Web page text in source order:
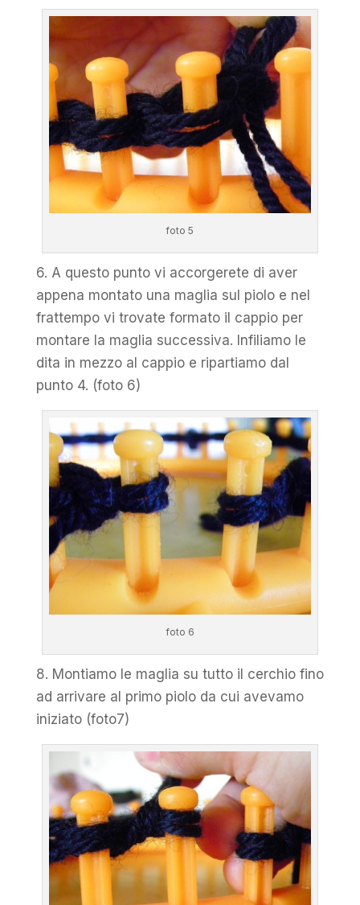
foto 5
6. A questo punto vi accorgerete di aver
appena montato una maglia sul piolo e nel
frattempo vi trovate formato il cappio per
montare la maglia successiva. Infiliamo le
dita in mezzo al cappio e ripartiamo dal
punto 4. (foto 6)
foto 6
8. Montiamo le maglia su tutto il cerchio fino
ad arrivare al primo piolo da cui avevamo
iniziato (foto7)